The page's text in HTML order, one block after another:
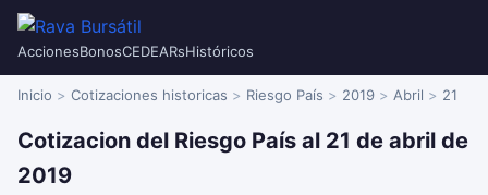
AccionesBonosCEDEARsHistóricos
Inicio Cotizaciones historicas Riesgo País 2019 Abril 21
Cotizacion del Riesgo País al 21 de abril de
2019